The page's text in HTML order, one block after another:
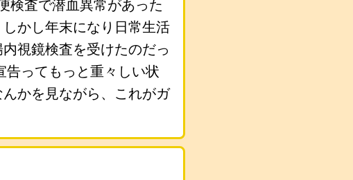
検査で潜血異常があった
かし年末になり日常生活
視鏡検査を受けたのだっ
告ってもっと重々しい状
かを見ながら、これがガ